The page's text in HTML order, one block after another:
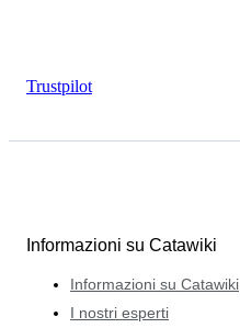
Trustpilot
Informazioni su Catawiki
Informazioni su Catawiki
I nostri esperti